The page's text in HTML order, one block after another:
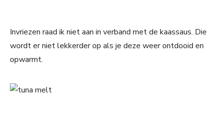
Invriezen raad ik niet aan in verband met de kaassaus. Die
wordt er niet lekkerder op als je deze weer ontdooid en
opwarmt.